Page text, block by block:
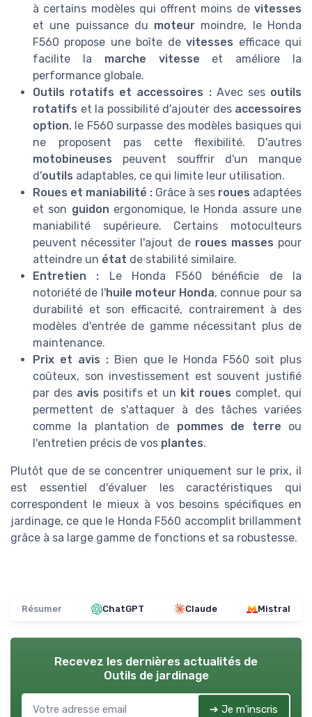
à certains modèles qui offrent moins de vitesses
et une puissance du moteur moindre, le Honda
F560 propose une boîte devitesses efficace qui
facilite la marche vitesse et améliore la
performance globale.
Outils rotatifs et accessoires :Avec ses outils
rotatifs et la possibilité d'ajouter des accessoires
option, le F560 surpasse des modèles basiques qui
ne proposent pas cette flexibilité. D'autres
motobineuses peuvent souffrir d'un manque
d'outils adaptables, ce qui limite leur utilisation.
Roues et maniabilité : Grâce à ses roues adaptées
et son guidon ergonomique, le Honda assure une
maniabilité supérieure. Certains motoculteurs
peuvent nécessiter l'ajout de roues masses pour
atteindre un état de stabilité similaire.
Entretien : Le Honda F560 bénéficie de la
notoriété de l'huile moteur Honda, connue pour sa
durabilité et son efficacité, contrairement à des
modèles d'entrée de gamme nécessitant plus de
maintenance.
Prix et avis :Bien que le Honda F560 soit plus
coûteux, son investissement est souvent justifié
par des avis positifs et un kit roues complet, qui
permettent de s'attaquer à des tâches variées
comme la plantation de pommes de terre ou
l'entretien précis de vos plantes.
Plutôt que de se concentrer uniquement sur le prix, il
est essentiel d'évaluer les caractéristiques qui
correspondent le mieux à vos besoins spécifiques en
jardinage, ce que le Honda F560 accomplit brillamment
grâce à sa large gamme de fonctions et sa robustesse.
Résumer ChatGPT Claude Mistral
Recevez les dernières actualités de
Outils de jardinage
➔ Je m'inscris